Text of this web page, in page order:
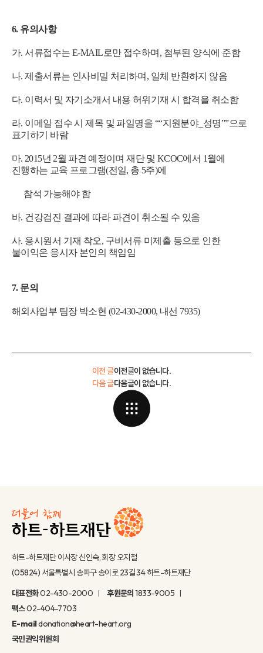
6. 유의사항
가. 서류접수는 E-MAIL로만 접수하며, 첨부된 양식에 준함
나. 제출서류는 인사비밀 처리하며, 일체 반환하지 않음
다. 이력서 및 자기소개서 내용 허위기재 시 합격을 취소함
라. 이메일 접수 시 제목 및 파일명을 ““지원분야_성명””으로
표기하기 바람
마. 2015년 2월 파견 예정이며 재단 및 KCOC에서 1월에
진행하는 교육 프로그램(전일, 총 5주)에
참석 가능해야 함
바. 건강검진 결과에 따라 파견이 취소될 수 있음
사. 응시원서 기재 착오, 구비서류 미제출 등으로 인한
불이익은 응시자 본인의 책임임
7. 문의
해외사업부 팀장 박소현 (02-430-2000, 내선 7935)
이전 글이전글이 없습니다.
다음글이 없습니다.
다음 글
하트-하트재단 이사장 신인숙, 회장 오지철
(05824) 서울특별시 송파구 송이로 23길 34 하트-하트재단
대표전화02-430-2000 후원문의1833-9005
팩스02-404-7703
E-maildonation@heart-heart.org
국민권익위원회